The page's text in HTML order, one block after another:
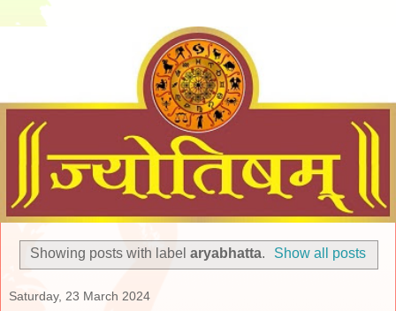
Showing posts with label aryabhatta. Show all posts
Saturday, 23 March 2024